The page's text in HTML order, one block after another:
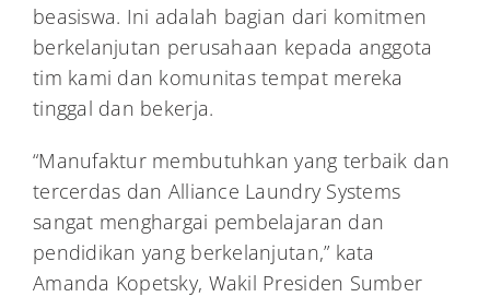
beasiswa. Ini adalah bagian dari komitmen
berkelanjutan perusahaan kepada anggota
tim kami dan komunitas tempat mereka
tinggal dan bekerja.
“Manufaktur membutuhkan yang terbaik dan
tercerdas dan Alliance Laundry Systems
sangat menghargai pembelajaran dan
pendidikan yang berkelanjutan,” kata
Amanda Kopetsky, Wakil Presiden Sumber